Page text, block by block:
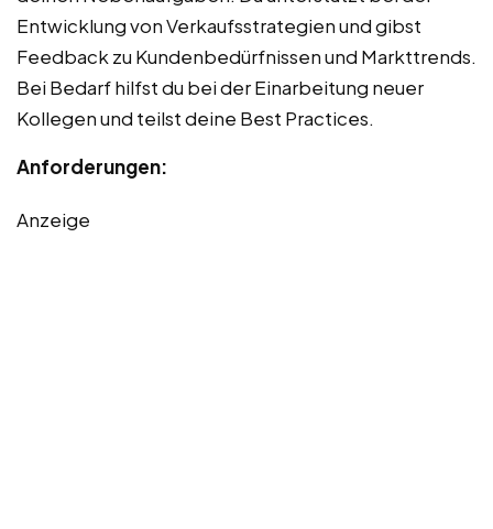
Entwicklung von Verkaufsstrategien und gibst
Feedback zu Kundenbedürfnissen und Markttrends.
Bei Bedarf hilfst du bei der Einarbeitung neuer
Kollegen und teilst deine Best Practices.
Anforderungen:
Anzeige